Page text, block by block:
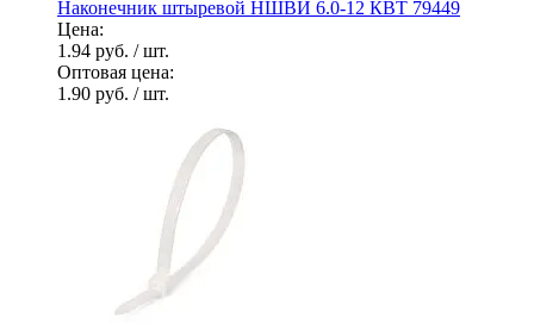
Наконечник штыревой НШВИ 6.0-12 КВТ 79449
Цена:
1.94 руб. / шт.
Оптовая цена:
1.90 руб. / шт.